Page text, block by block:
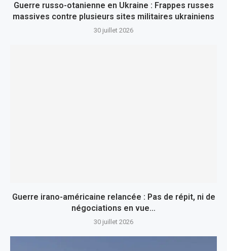
Guerre russo-otanienne en Ukraine : Frappes russes
massives contre plusieurs sites militaires ukrainiens
30 juillet 2026
Guerre irano-américaine relancée : Pas de répit, ni de
négociations en vue…
30 juillet 2026